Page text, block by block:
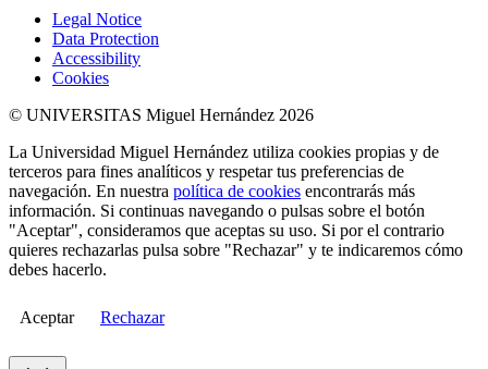
Legal Notice
Data Protection
Accessibility
Cookies
© UNIVERSITAS Miguel Hernández 2026
La Universidad Miguel Hernández utiliza cookies propias y de
terceros para fines analíticos y respetar tus preferencias de
navegación. En nuestra política de cookies encontrarás más
información. Si continuas navegando o pulsas sobre el botón
"Aceptar", consideramos que aceptas su uso. Si por el contrario
quieres rechazarlas pulsa sobre "Rechazar" y te indicaremos cómo
debes hacerlo.
Aceptar Rechazar